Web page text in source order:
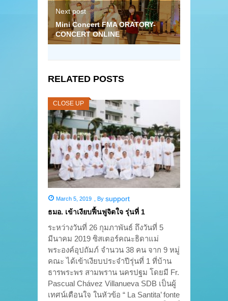
Next post
Mini Concert FMA ORATORY-
CONCERT ONLINE
RELATED POSTS
CLOSE UP
March 5, 2019 , By support
ธมอ. เข้าเงียบฟื้นฟูจิตใจ รุ่นที่ 1
ระหว่างวันที่ 26 กุมภาพันธ์ ถึงวันที่ 5
มีนาคม 2019 ซิสเตอร์คณะธิดาแม่
พระองค์อุปถัมภ์ จำนวน 38 คน จาก 9 หมู่
คณะ ได้เข้าเงียบประจำปีรุ่นที่ 1 ที่บ้าน
ธารพระพร สามพราน นครปฐม โดยมี Fr.
Pascual Chávez Villanueva SDB เป็นผู้
เทศน์เตือนใจ ในหัวข้อ “ La Santita’ fonte